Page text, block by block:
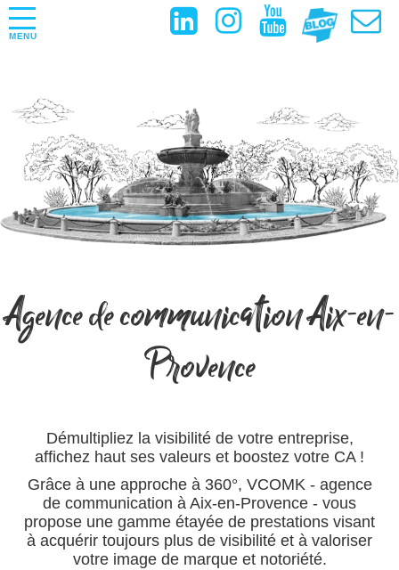
MENU
Agence de communication Aix-en-
Provence
Démultipliez la visibilité de votre entreprise,
affichez haut ses valeurs et boostez votre CA !
Grâce à une approche à 360°, VCOMK - agence
de communication à Aix-en-Provence - vous
propose une gamme étayée de prestations visant
à acquérir toujours plus de visibilité et à valoriser
votre image de marque et notoriété.